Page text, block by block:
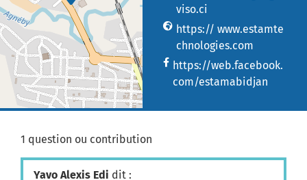
viso.ci
https:// www.estamte
chnologies.com
https://web.facebook.
com/estamabidjan
1 question ou contribution
Yavo Alexis Edi dit :